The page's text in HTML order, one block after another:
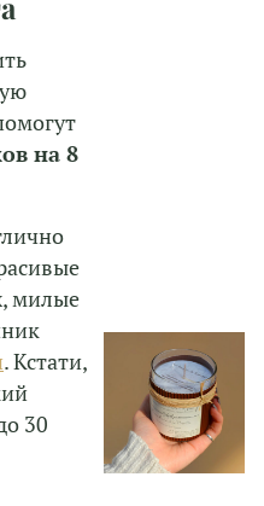
на 8
милые
. Кстати,
30